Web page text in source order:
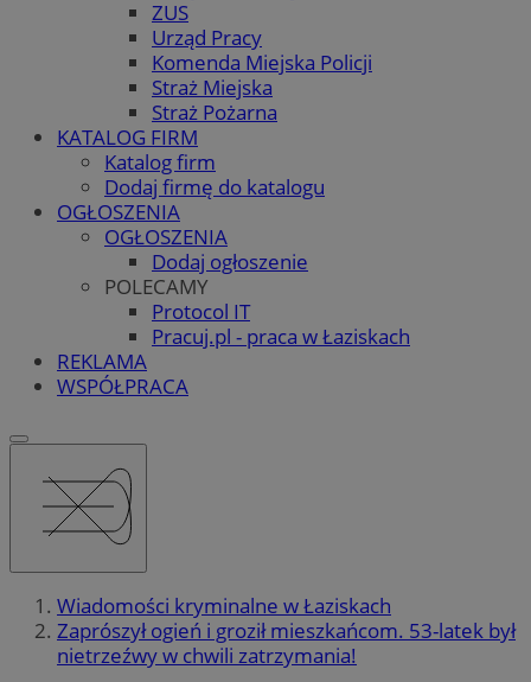
ZUS
Urząd Pracy
Komenda Miejska Policji
Straż Miejska
Straż Pożarna
KATALOG FIRM
Katalog firm
Dodaj firmę do katalogu
OGŁOSZENIA
OGŁOSZENIA
Dodaj ogłoszenie
POLECAMY
Protocol IT
Pracuj.pl - praca w Łaziskach
REKLAMA
WSPÓŁPRACA
Wiadomości kryminalne w Łaziskach
Zaprószył ogień i groził mieszkańcom. 53-latek był
nietrzeźwy w chwili zatrzymania!